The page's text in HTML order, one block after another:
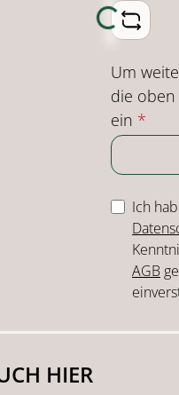
Um
die
ein *
Ich
AGB
HIER